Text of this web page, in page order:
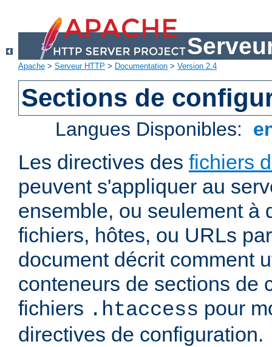
Apache > Serveur HTTP > Documentation > Version 2.4
Sections de
Langues Disponibles:
Les directives des fichiers
peuvent s'appliquer au
ensemble, ou seulement à
fichiers, hôtes, ou URLs
document décrit comment
conteneurs de sections de
fichiers .htaccess pour
directives de configuration.